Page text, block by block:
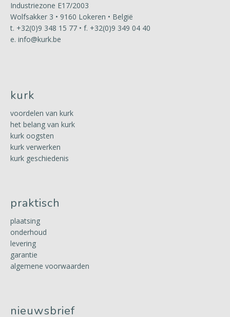
Industriezone E17/2003
Wolfsakker 3 • 9160 Lokeren • België
t. +32(0)9 348 15 77 • f. +32(0)9 349 04 40
e. info@kurk.be
kurk
voordelen van kurk
het belang van kurk
kurk oogsten
kurk verwerken
kurk geschiedenis
praktisch
plaatsing
onderhoud
levering
garantie
algemene voorwaarden
nieuwsbrief